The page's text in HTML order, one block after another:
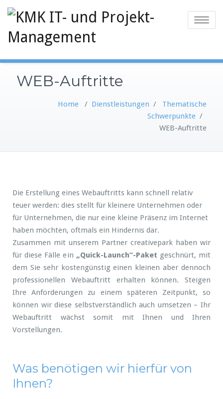
Toggle
WEB-Auftritte
Home / Dienstleistungen / Thematische
Schwerpunkte /
WEB-Auftritte
Die Erstellung eines Webauftritts kann schnell relativ
teuer werden: dies stellt für kleinere Unternehmen oder
für Unternehmen, die nur eine kleine Präsenz im Internet
haben möchten, oftmals ein Hindernis dar.
Zusammen mit unserem Partner creativepark haben wir
für diese Fälle ein „Quick-Launch“-Paket geschnürt, mit
dem Sie sehr kostengünstig einen kleinen aber dennoch
professionellen Webauftritt erhalten können. Steigen
Ihre Anforderungen zu einem späteren Zeitpunkt, so
können wir diese selbstverständlich auch umsetzen – Ihr
Webauftritt wächst somit mit Ihnen und Ihren
Vorstellungen.
Was benötigen wir hierfür von
Ihnen?